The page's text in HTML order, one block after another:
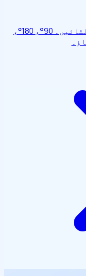
تصاویر کو آن لائن گھمائیں اور پلٹائیں۔ 90°، 180°،